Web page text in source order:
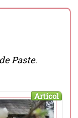
Paste.
Articol